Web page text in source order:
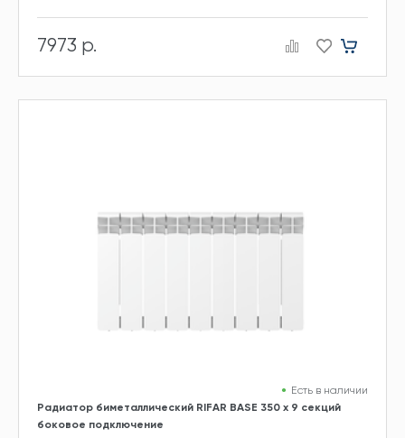
7973 р.
Есть в наличии
Радиатор биметаллический RIFAR BASE 350 х 9 секций
боковое подключение